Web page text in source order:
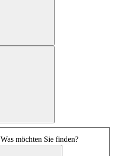
Was möchten Sie finden?